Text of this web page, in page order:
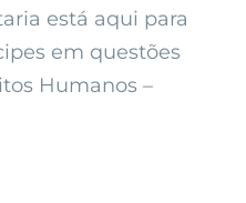
está aqui para
em questões
Humanos –